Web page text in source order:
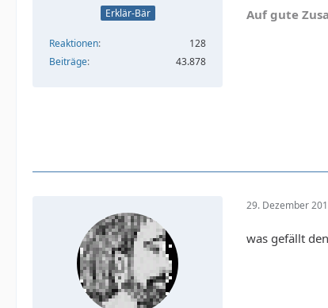
Erklär-Bär
Reaktionen
128
Beiträge
43.878
Auf gute
29. Dezember
was gefällt